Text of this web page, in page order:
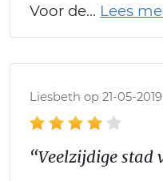
Voor de
Liesbeth op 21-05-2019
“Veelzijdige stad